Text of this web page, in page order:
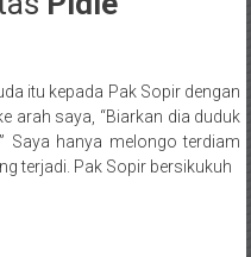
itu kepada Pak Sopir dengan
arah saya, “Biarkan dia duduk
Saya hanya melongo terdiam
terjadi. Pak Sopir bersikukuh